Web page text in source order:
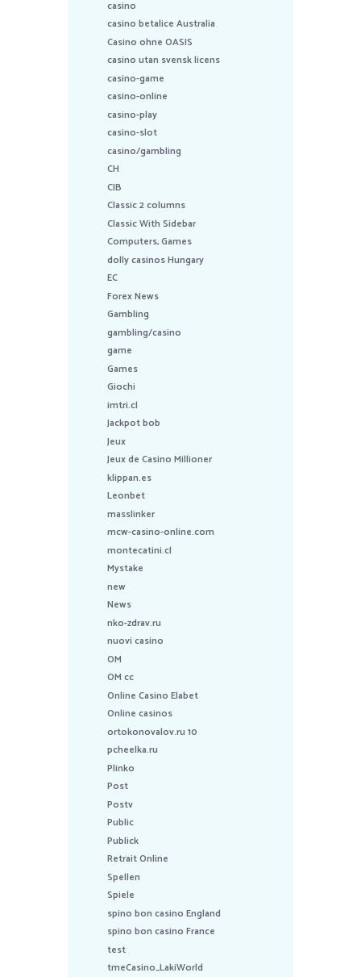
casino
casino betalice Australia
Casino ohne OASIS
casino utan svensk licens
casino-game
casino-online
casino-play
casino-slot
casino/gambling
CH
CIB
Classic 2 columns
Classic With Sidebar
Computers, Games
dolly casinos Hungary
EC
Forex News
Gambling
gambling/casino
game
Games
Giochi
imtri.cl
Jackpot bob
Jeux
Jeux de Casino Millioner
klippan.es
Leonbet
masslinker
mcw-casino-online.com
montecatini.cl
Mystake
new
News
nko-zdrav.ru
nuovi casino
OM
OM cc
Online Casino Elabet
Online casinos
ortokonovalov.ru 10
pcheelka.ru
Plinko
Post
Postv
Public
Publick
Retrait Online
Spellen
Spiele
spino bon casino England
spino bon casino France
test
tmeCasino_LakiWorld